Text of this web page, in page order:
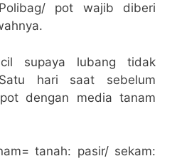
pot wajib diberi
supaya lubang tidak
hari saat sebelum
dengan media tanam
tanah: pasir/ sekam: